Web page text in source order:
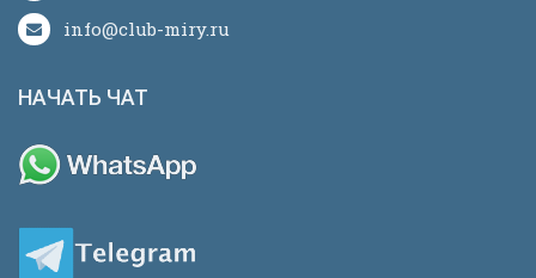
info@club-miry.ru
НАЧАТЬ ЧАТ